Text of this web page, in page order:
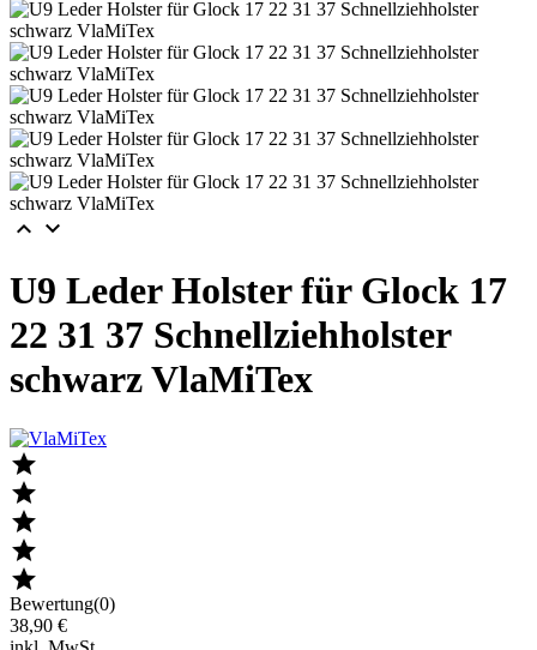
 
U9 Leder Holster für Glock 17
22 31 37 Schnellziehholster
schwarz VlaMiTex





Bewertung(0)
38,90 €